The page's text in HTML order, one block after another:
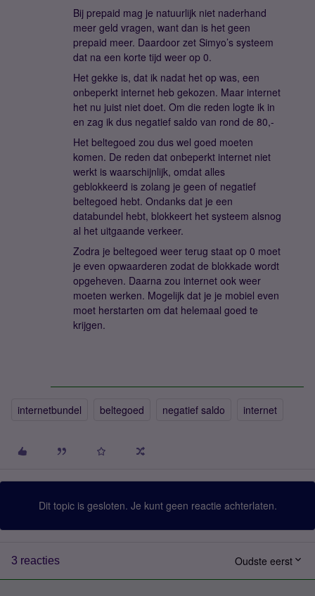
Bij prepaid mag je natuurlijk niet naderhand
meer geld vragen, want dan is het geen
prepaid meer. Daardoor zet Simyo’s systeem
dat na een korte tijd weer op 0.
Het gekke is, dat ik nadat het op was, een
onbeperkt internet heb gekozen. Maar internet
het nu juist niet doet. Om die reden logte ik in
en zag ik dus negatief saldo van rond de 80,-
Het beltegoed zou dus wel goed moeten
komen. De reden dat onbeperkt internet niet
werkt is waarschijnlijk, omdat alles
geblokkeerd is zolang je geen of negatief
beltegoed hebt. Ondanks dat je een
databundel hebt, blokkeert het systeem alsnog
al het uitgaande verkeer.
Zodra je beltegoed weer terug staat op 0 moet
je even opwaarderen zodat de blokkade wordt
opgeheven. Daarna zou internet ook weer
moeten werken. Mogelijk dat je je mobiel even
moet herstarten om dat helemaal goed te
krijgen.
internetbundel beltegoed negatief saldo internet
Dit topic is gesloten. Je kunt geen reactie achterlaten.
3 reacties Oudste eerst